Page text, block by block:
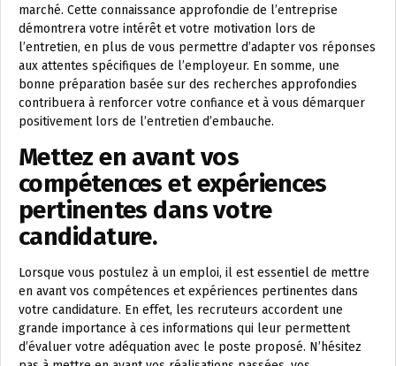
marché. Cette connaissance approfondie de l’entreprise
démontrera votre intérêt et votre motivation lors de
l’entretien, en plus de vous permettre d’adapter vos réponses
aux attentes spécifiques de l’employeur. En somme, une
bonne préparation basée sur des recherches approfondies
contribuera à renforcer votre confiance et à vous démarquer
positivement lors de l’entretien d’embauche.
Mettez en avant vos
compétences et expériences
pertinentes dans votre
candidature.
Lorsque vous postulez à un emploi, il est essentiel de mettre
en avant vos compétences et expériences pertinentes dans
votre candidature. En effet, les recruteurs accordent une
grande importance à ces informations qui leur permettent
d’évaluer votre adéquation avec le poste proposé. N’hésitez